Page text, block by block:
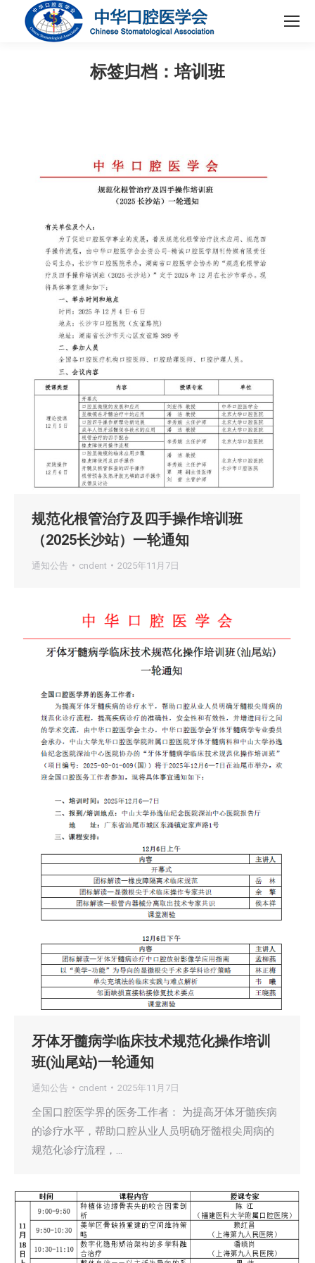
标签归档：培训班
规范化根管治疗及四手操作培训班
（2025长沙站）一轮通知
通知公告 cndent 2025年11月7日
牙体牙髓病学临床技术规范化操作培训
班(汕尾站)一轮通知
通知公告 cndent 2025年11月7日
全国口腔医学界的医务工作者： 为提高牙体牙髓疾病
的诊疗水平，帮助口腔从业人员明确牙髓根尖周病的
规范化诊疗流程，…